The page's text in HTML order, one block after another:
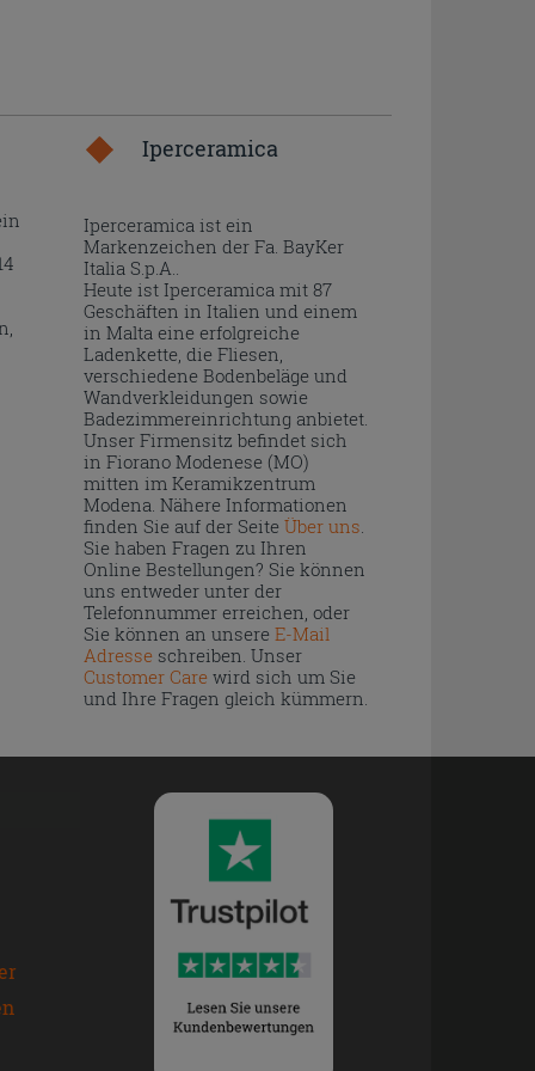
Iperceramica
Iperceramica ist ein
Markenzeichen der Fa. BayKer
Italia S.p.A..
Heute ist Iperceramica mit 87
Geschäften in Italien und einem
in Malta eine erfolgreiche
Ladenkette, die Fliesen,
verschiedene Bodenbeläge und
Wandverkleidungen sowie
Badezimmereinrichtung anbietet.
Unser Firmensitz befindet sich
in Fiorano Modenese (MO)
mitten im Keramikzentrum
Modena. Nähere Informationen
finden Sie auf der Seite Über uns.
Sie haben Fragen zu Ihren
Online Bestellungen? Sie können
uns entweder unter der
Telefonnummer erreichen, oder
Sie können an unsere E-Mail
Adresseschreiben. Unser
Customer Carewird sich um Sie
und Ihre Fragen gleich kümmern.